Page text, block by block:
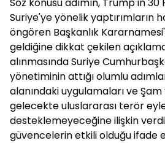
Suriye'ye yönelik yaptırımların
öngören Başkanlık
geldiğine dikkat çekilen
alınmasında Suriye
yönetiminin attığı olumlu
alanındaki uygulamaları ve
gelecekte uluslararası terör
desteklemeyeceğine ilişkin
güvencelerin etkili olduğu ifade